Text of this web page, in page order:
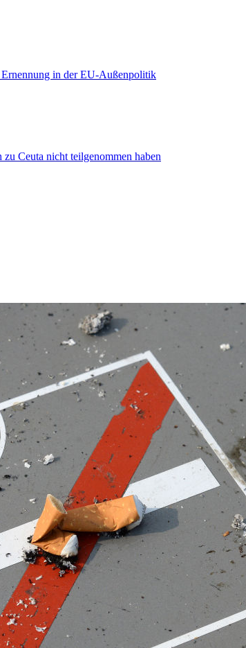
in der EU-Außenpolitik
Ceuta nicht teilgenommen haben